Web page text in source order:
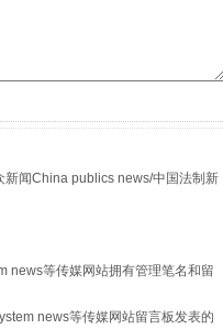
新闻China publics news/中国法制新
news等传媒网站拥有管理笔名和留
news等传媒网站留言板发表的